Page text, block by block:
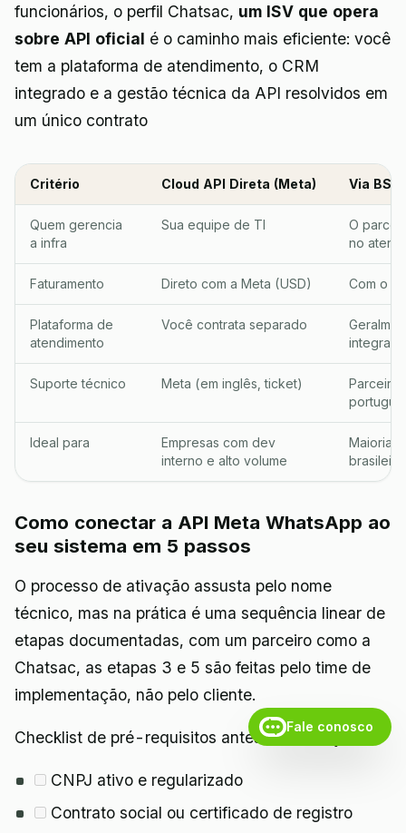
funcionários, o perfil Chatsac, um ISV que opera
sobre API oficial é o caminho mais eficiente: você
tem a plataforma de atendimento, o CRM
integrado e a gestão técnica da API resolvidos em
um único contrato
Critério Cloud API Direta (Meta) Via BSP
Quem gerencia
a infra
Sua equipe de TI
O
no
Faturamento Direto com a Meta (USD) Com o
Plataforma de
atendimento
Você contrata separado
integrada
Suporte técnico Meta (em inglês, ticket)
Parceiro
Ideal para
Empresas com dev
interno e alto volume
Maioria
Como conectar a API Meta WhatsApp ao
seu sistema em 5 passos
O processo de ativação assusta pelo nome
técnico, mas na prática é uma sequência linear de
etapas documentadas, com um parceiro como a
Chatsac, as etapas 3 e 5 são feitas pelo time de
implementação, não pelo cliente.
Checklist de pré-requisitos antes de começar
CNPJ ativo e regularizado
Contrato social ou certificado de registro
Fale conosco